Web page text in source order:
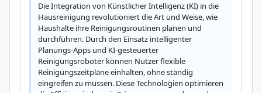
Die Integration von Künstlicher Intelligenz (KI) in die
Hausreinigung revolutioniert die Art und Weise, wie
Haushalte ihre Reinigungsroutinen planen und
durchführen. Durch den Einsatz intelligenter
Planungs-Apps und KI-gesteuerter
Reinigungsroboter können Nutzer flexible
Reinigungszeitpläne einhalten, ohne ständig
eingreifen zu müssen. Diese Technologien optimieren